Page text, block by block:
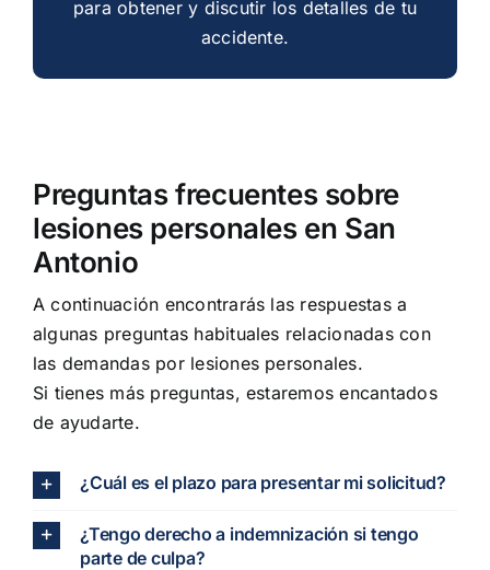
para obtener y discutir los detalles de tu
accidente.
Preguntas frecuentes sobre
lesiones personales en San
Antonio
A continuación encontrarás las respuestas a
algunas preguntas habituales relacionadas con
las demandas por lesiones personales.
Si tienes más preguntas, estaremos encantados
de ayudarte.
¿Cuál es el plazo para presentar mi solicitud?
¿Tengo derecho a indemnización si tengo
parte de culpa?